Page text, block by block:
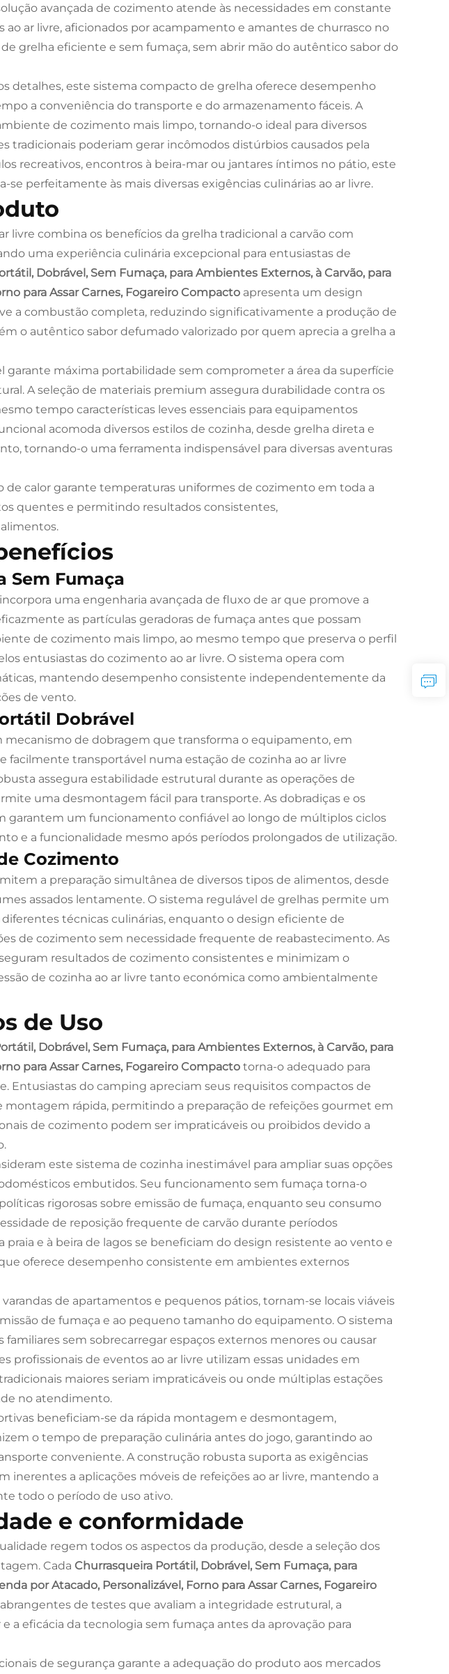
avançada de cozimento atende às necessidades em constante
ar livre, aficionados por acampamento e amantes de churrasco no
grelha eficiente e sem fumaça, sem abrir mão do autêntico sabor do
detalhes, este sistema compacto de grelha oferece desempenho
a conveniência do transporte e do armazenamento fáceis. A
de cozimento mais limpo, tornando-o ideal para diversos
tradicionais poderiam gerar incômodos distúrbios causados pela
recreativos, encontros à beira-mar ou jantares íntimos no pátio, este
perfeitamente às mais diversas exigências culinárias ao ar livre.
livre combina os benefícios da grelha tradicional a carvão com
uma experiência culinária excepcional para entusiastas de
Dobrável, Sem Fumaça, para Ambientes Externos, à Carvão, para
para Assar Carnes, Fogareiro Compacto apresenta um design
a combustão completa, reduzindo significativamente a produção de
o autêntico sabor defumado valorizado por quem aprecia a grelha a
garante máxima portabilidade sem comprometer a área da superfície
A seleção de materiais premium assegura durabilidade contra os
tempo características leves essenciais para equipamentos
acomoda diversos estilos de cozinha, desde grelha direta e
tornando-o uma ferramenta indispensável para diversas aventuras
de calor garante temperaturas uniformes de cozimento em toda a
quentes e permitindo resultados consistentes,
Sem Fumaça
uma engenharia avançada de fluxo de ar que promove a
as partículas geradoras de fumaça antes que possam
de cozimento mais limpo, ao mesmo tempo que preserva o perfil
entusiastas do cozimento ao ar livre. O sistema opera com
mantendo desempenho consistente independentemente da
de vento.
Dobrável
mecanismo de dobragem que transforma o equipamento, em
transportável numa estação de cozinha ao ar livre
assegura estabilidade estrutural durante as operações de
uma desmontagem fácil para transporte. As dobradiças e os
garantem um funcionamento confiável ao longo de múltiplos ciclos
e a funcionalidade mesmo após períodos prolongados de utilização.
Cozimento
a preparação simultânea de diversos tipos de alimentos, desde
assados lentamente. O sistema regulável de grelhas permite um
técnicas culinárias, enquanto o design eficiente de
de cozimento sem necessidade frequente de reabastecimento. As
resultados de cozimento consistentes e minimizam o
de cozinha ao ar livre tanto económica como ambientalmente
de Uso
Dobrável, Sem Fumaça, para Ambientes Externos, à Carvão, para
para Assar Carnes, Fogareiro Compacto torna-o adequado para
Entusiastas do camping apreciam seus requisitos compactos de
montagem rápida, permitindo a preparação de refeições gourmet em
de cozimento podem ser impraticáveis ou proibidos devido a
este sistema de cozinha inestimável para ampliar suas opções
embutidos. Seu funcionamento sem fumaça torna-o
rigorosas sobre emissão de fumaça, enquanto seu consumo
de reposição frequente de carvão durante períodos
e à beira de lagos se beneficiam do design resistente ao vento e
oferece desempenho consistente em ambientes externos
de apartamentos e pequenos pátios, tornam-se locais viáveis
de fumaça e ao pequeno tamanho do equipamento. O sistema
sem sobrecarregar espaços externos menores ou causar
profissionais de eventos ao ar livre utilizam essas unidades em
maiores seriam impraticáveis ou onde múltiplas estações
no atendimento.
beneficiam-se da rápida montagem e desmontagem,
o tempo de preparação culinária antes do jogo, garantindo ao
conveniente. A construção robusta suporta as exigências
a aplicações móveis de refeições ao ar livre, mantendo a
todo o período de uso ativo.
e conformidade
regem todos os aspectos da produção, desde a seleção dos
Cada Churrasqueira Portátil, Dobrável, Sem Fumaça, para
por Atacado, Personalizável, Forno para Assar Carnes, Fogareiro
de testes que avaliam a integridade estrutural, a
a eficácia da tecnologia sem fumaça antes da aprovação para
de segurança garante a adequação do produto aos mercados